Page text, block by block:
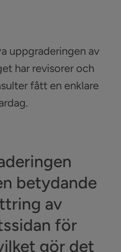
uppgraderingen av
har revisorer och
fått en enklare
betydande
av
för
gör det